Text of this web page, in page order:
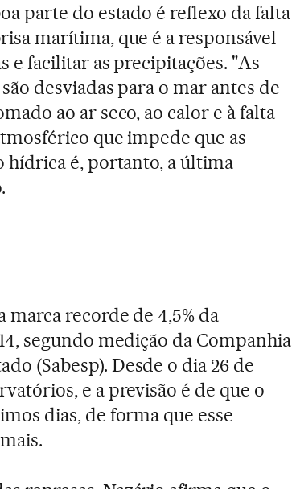
parte do estado é reflexo da falta
marítima, que é a responsável
e facilitar as precipitações. "As
desviadas para o mar antes de
ao ar seco, ao calor e à falta
que impede que as
hídrica é, portanto, a última
marca recorde de 4,5% da
segundo medição da Companhia
(Sabesp). Desde o dia 26 de
e a previsão é de que o
dias, de forma que esse